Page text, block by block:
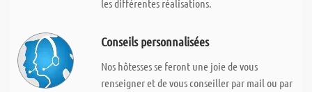
les différentes réalisations.
Conseils personnalisées
Nos hôtesses se feront une joie de vous
renseigner et de vous conseiller par mail ou par